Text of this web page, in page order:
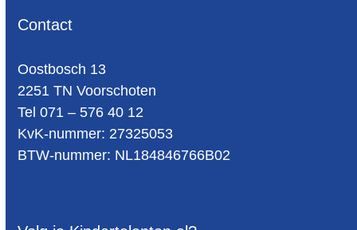
Contact
Oost­bosch 13
2251 TN Voorschoten
Tel 071 – 576 40 12
KvK-nummer: 27325053
BTW-num­mer: NL184846766B02